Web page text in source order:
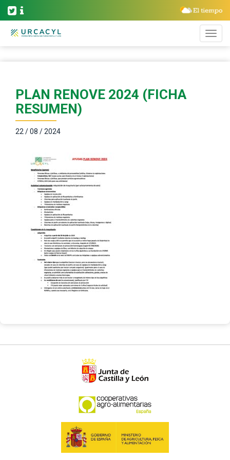
PLAN RENOVE 2024 (FICHA
RESUMEN)
22 / 08 / 2024